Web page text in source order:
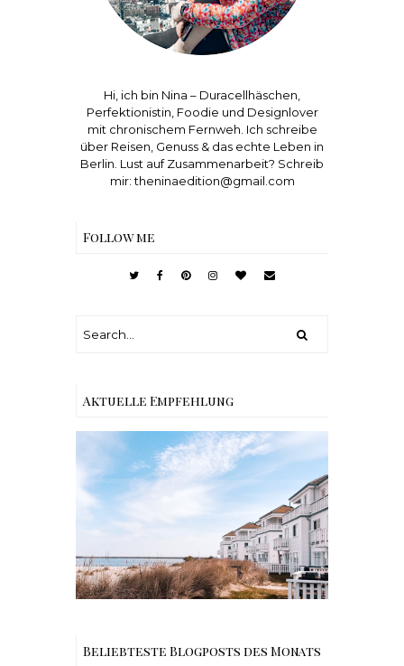
Hi, ich bin Nina – Duracellhäschen,
Perfektionistin, Foodie und Designlover
mit chronischem Fernweh. Ich schreibe
über Reisen, Genuss & das echte Leben in
Berlin. Lust auf Zusammenarbeit? Schreib
mir: theninaedition@gmail.com
Follow me
Aktuelle Empfehlung
Reisen - Schleiregion
Beliebteste Blogposts des Monats